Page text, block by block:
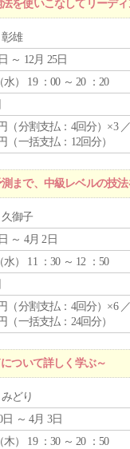
使いこなしてリーディ
雄
～ 12月 25日
水） 19 ：00 ～ 20 ：20
（分割支払：4回分）×3
（一括支払：12回分）
まで、中級レベルの技法
御子
～ 4月 2日
水） 11 ：30 ～ 12 ：50
（分割支払：4回分）×6
（一括支払：24回分）
ついて詳しく学ぶ～
どり
日 ～ 4月 3日
木） 19 ：30 ～ 20 ：50